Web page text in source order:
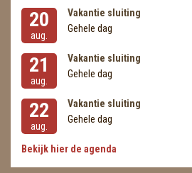
20
aug.
Vakantie sluiting
Gehele dag
21
aug.
Vakantie sluiting
Gehele dag
22
aug.
Vakantie sluiting
Gehele dag
Bekijk hier de agenda